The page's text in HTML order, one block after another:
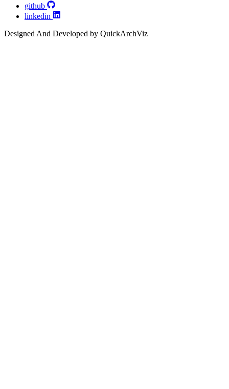
github
linkedin
Designed And Developed by QuickArchViz